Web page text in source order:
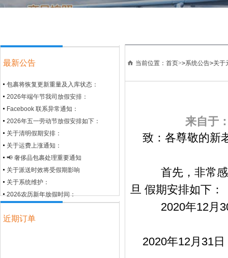
最新公告
包裹将恢复更新重量及入库状态：
2026年端午节我司放假安排：
Facebook 联系异常通知：
2026年五一劳动节放假安排如下：
关于清明假期安排：
关于运费上涨通知：
📢 奢侈品包裹处理重要通知
关于派送时效将受假期影响
关于系统维护：
2026农历新年放假时间：
近期订单
当前位置：首页>>系统公告>关于
来自于
致：各尊敬的新
首先，非常感
旦 假期安排如下：
2020年12月
2020年12月31